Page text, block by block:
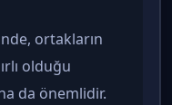
ortakların
olduğu
da önemlidir.